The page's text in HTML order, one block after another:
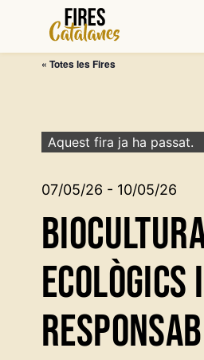
contingut
« Totes les Fires
Aquest fira ja ha passat.
07/05/26 - 10/05/26
Ecològics